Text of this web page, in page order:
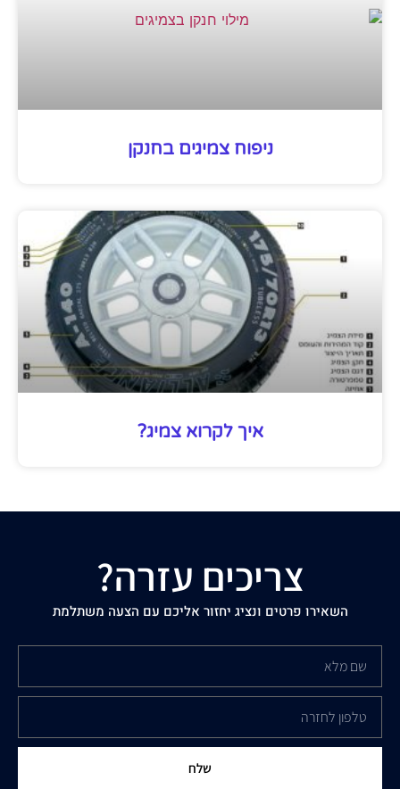
ניפוח צמיגים בחנקן
איך לקרוא צמיג?
צריכים עזרה?
השאירו פרטים ונציג יחזור אליכם עם הצעה משתלמת
שלח